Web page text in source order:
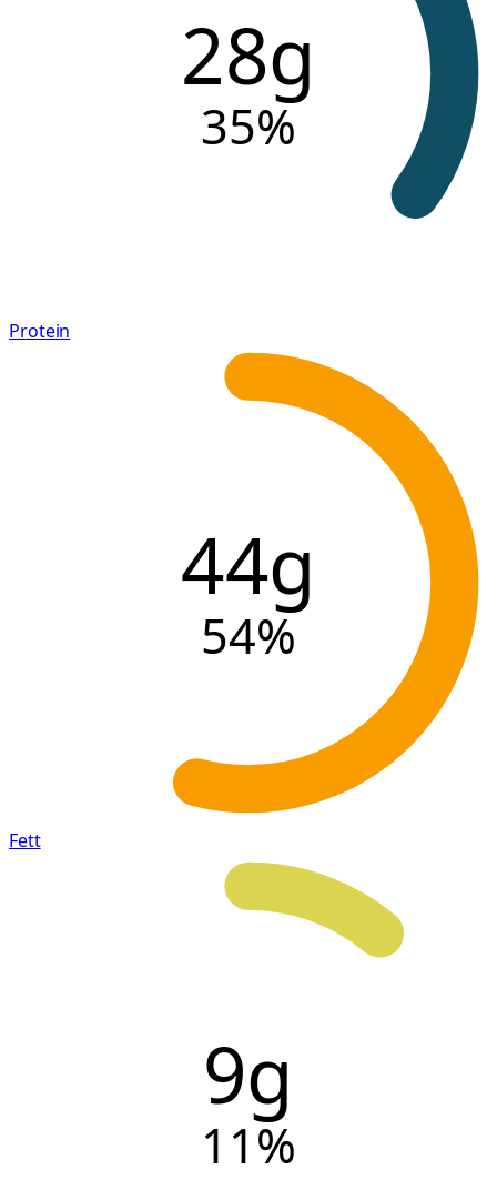
28g
35%
Protein
44g
54%
Fett
9g
11%